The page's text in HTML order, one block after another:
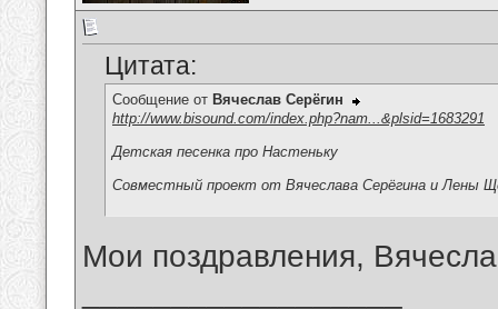
Цитата:
Сообщение от Вячеслав Серёгин
http://www.bisound.com/index.php?nam...&plsid=1683291
Детская песенка про Настеньку
Совместный проект от Вячеслава Серёгина и Лены
Мои поздравления,